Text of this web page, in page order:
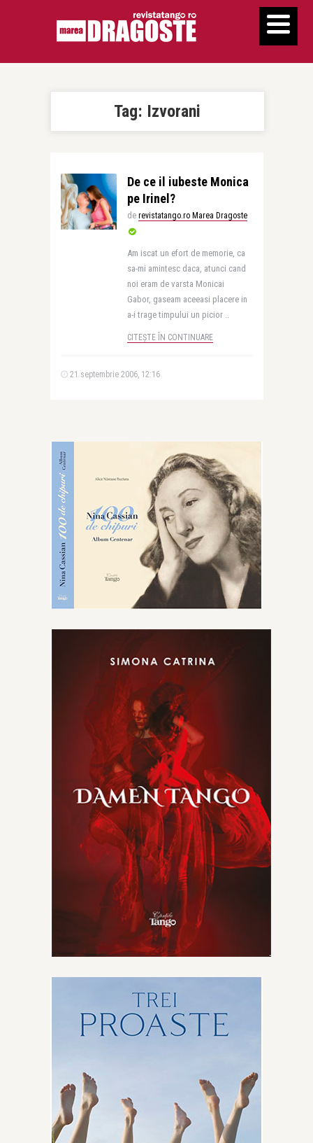
Tag: Izvorani
De ce il iubeste Monica
pe Irinel?
de revistatango.ro Marea Dragoste
Am iscat un efort de memorie, ca
sa-mi amintesc daca, atunci cand
noi eram de varsta Monicai
Gabor, gaseam aceeasi placere in
a-i trage timpului un picior ..
CITEȘTE ÎN CONTINUARE
21 septembrie 2006, 12:16